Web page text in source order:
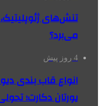
تنش‌های
می‌برد؟
4 روز پیش
انواع قاب بندی
یورتان دکارت؛